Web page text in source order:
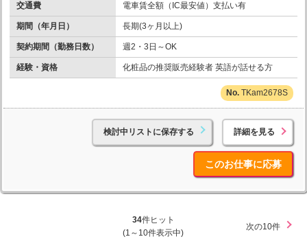
交通費 電車賃全額（IC最安値）支払い有
期間（年月日） 長期(3ヶ月以上)
契約期間（勤務日数） 週2・3日～OK
経験・資格 化粧品の推奨販売経験者 英語が話せる方
TKam2678S
検討中リストに保存する 詳細を見る
このお仕事に応募
34件ヒット
(1～10件表示中)
次の10件